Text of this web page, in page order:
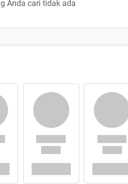
Anda cari tidak ada